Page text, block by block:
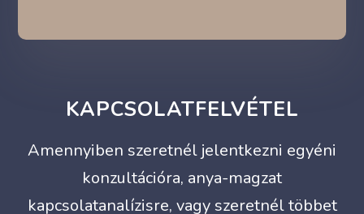
KAPCSOLATFELVÉTEL
Amennyiben szeretnél jelentkezni egyéni
konzultációra, anya-magzat
kapcsolatanalízisre, vagy szeretnél többet